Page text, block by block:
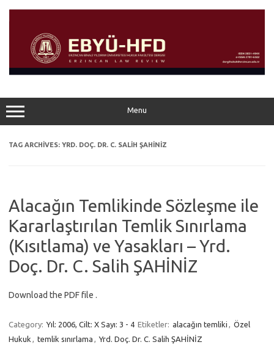
content
Menu
TAG ARCHIVES: YRD. DOÇ. DR. C. SALIH ŞAHİNİZ
Alacağın Temlikinde Sözleşme ile
Kararlaştırılan Temlik Sınırlama
(Kısıtlama) ve Yasakları – Yrd.
Doç. Dr. C. Salih ŞAHİNİZ
Download the PDF file .
Category: Yıl: 2006, Cilt: X Sayı: 3 - 4 Etiketler: alacağın temliki
Özel
Hukuk
temlik sınırlama Yrd. Doç. Dr. C. Salih ŞAHİNİZ